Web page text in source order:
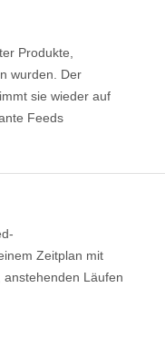
Produkte,
wurden. Der
sie wieder auf
Feeds
Zeitplan mit
Läufen